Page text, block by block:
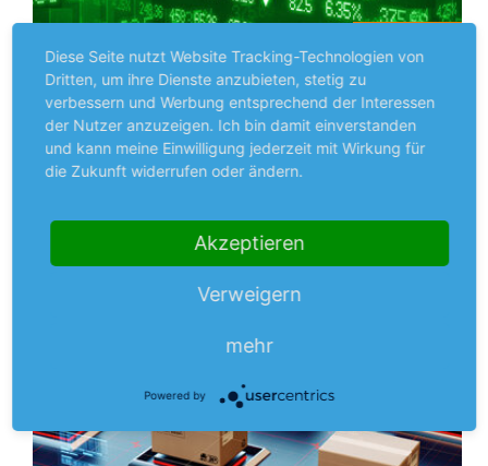
STRATEGIE
Die besten Kaufpositionen
Investieren wie die Profis. Keine Trends mehr verpassen!
Ob konservativ oder spekulativ – wir verraten Ihnen,
Aus dem Anlegermagazin
Diese Seite nutzt Website Tracking-Technologien von
Dritten, um ihre Dienste anzubieten, stetig zu
verbessern und Werbung entsprechend der Interessen
der Nutzer anzuzeigen. Ich bin damit einverstanden
und kann meine Einwilligung jederzeit mit Wirkung für
die Zukunft widerrufen oder ändern.
Akzeptieren
Verweigern
mehr
Powered by